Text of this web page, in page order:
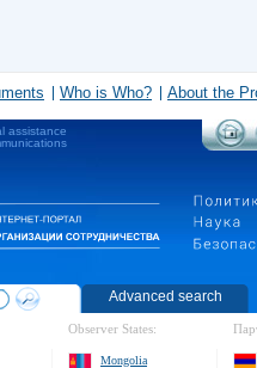
Who is Who? About the
assistance
Advanced search
Observer States:
Mongolia